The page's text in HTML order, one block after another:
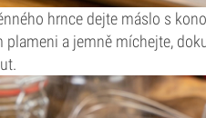
hrnce dejte máslo s
a jemně míchejte,